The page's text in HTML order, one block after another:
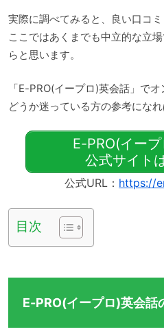
実際に調べてみると、良い口コ
ここではあくまでも中立的な立
らと思います。
「E-PRO(イープロ)英会話」で
どうか迷っている方の参考になれ
E-PRO(イー
公式サイト
公式URL： https://
目次
E-PRO(イープロ)英会話